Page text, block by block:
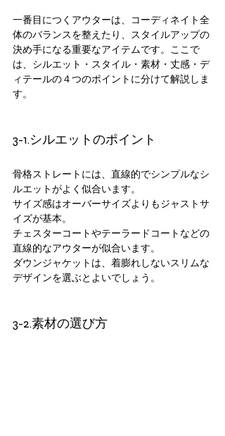
一番目につくアウターは、コーディネイト全
体のバランスを整えたり、スタイルアップの
決め手になる重要なアイテムです。ここで
は、シルエット・スタイル・素材・丈感・デ
ィテールの４つのポイントに分けて解説しま
す。
3-1.シルエットのポイント
骨格ストレートには、直線的でシンプルなシ
ルエットがよく似合います。
サイズ感はオーバーサイズよりもジャストサ
イズが基本。
チェスターコートやテーラードコートなどの
直線的なアウターが似合います。
ダウンジャケットは、着膨れしないスリムな
デザインを選ぶとよいでしょう。
3-2.素材の選び方